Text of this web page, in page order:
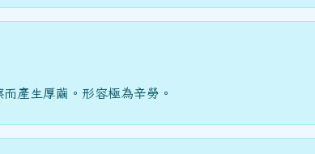
產生厚繭。形容極為辛勞。